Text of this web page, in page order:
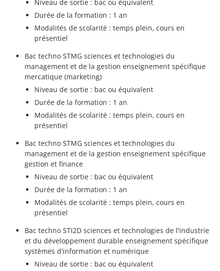
Niveau de sortie : bac ou équivalent
Durée de la formation : 1 an
Modalités de scolarité : temps plein, cours en
présentiel
Bac techno STMG sciences et technologies du
management et de la gestion enseignement spécifique
mercatique (marketing)
Niveau de sortie : bac ou équivalent
Durée de la formation : 1 an
Modalités de scolarité : temps plein, cours en
présentiel
Bac techno STMG sciences et technologies du
management et de la gestion enseignement spécifique
gestion et finance
Niveau de sortie : bac ou équivalent
Durée de la formation : 1 an
Modalités de scolarité : temps plein, cours en
présentiel
Bac techno STI2D sciences et technologies de l'industrie
et du développement durable enseignement spécifique
systèmes d'information et numérique
Niveau de sortie : bac ou équivalent